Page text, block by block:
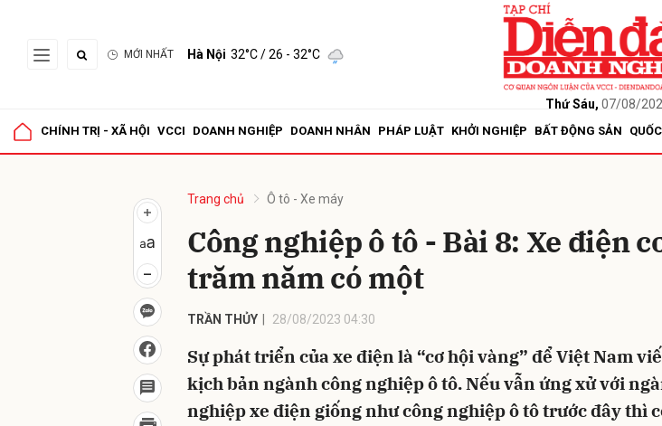
MỚI NHẤT Hà Nội 32°C/ 26 - 32°C
Thứ Sáu, 07/08/
CHÍNH TRỊ - XÃ HỘI VCCI DOANH NGHIỆP DOANH NHÂN PHÁP LUẬT KHỞI NGHIỆP BẤT ĐỘNG SẢN
Trang chủ Ô tô - Xe máy
Công nghiệp ô tô - Bài 8: Xe điện
trăm năm có một
TRẦN THỦY 28/08/2023 04:30
Sự phát triển của xe điện là “cơ hội vàng” để Việt Nam
kịch bản ngành công nghiệp ô tô. Nếu vẫn ứng xử với
nghiệp xe điện giống như công nghiệp ô tô trước đây thì